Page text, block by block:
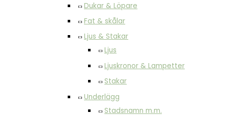
Dukar & Löpare
Fat & skålar
Ljus & Stakar
Ljus
Ljuskronor & Lampetter
Stakar
Underlägg
Stadsnamn m.m.